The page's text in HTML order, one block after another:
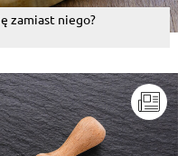
zamiast niego?